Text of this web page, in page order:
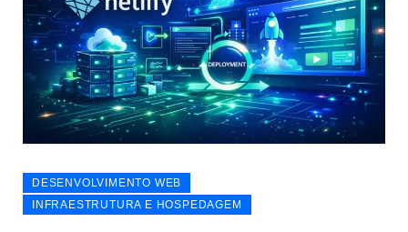
DESENVOLVIMENTO WEB
INFRAESTRUTURA E HOSPEDAGEM